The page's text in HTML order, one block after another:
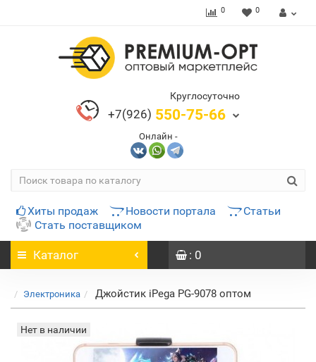
0 0
Круглосуточно
+7(926) 550-75-66
Онлайн -
Хиты продаж Новости портала
Статьи
Стать поставщиком
Каталог : 0
Электроника Джойстик iPega PG-9078 оптом
Нет в наличии